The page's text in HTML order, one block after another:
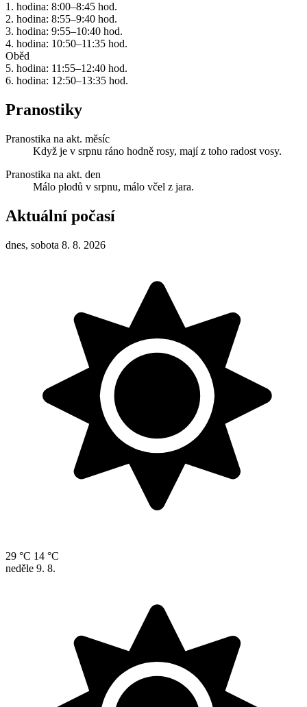
1. hodina: 8:00–8:45 hod.
2. hodina: 8:55–9:40 hod.
3. hodina: 9:55–10:40 hod.
4. hodina: 10:50–11:35 hod.
Oběd
5. hodina: 11:55–12:40 hod.
6. hodina: 12:50–13:35 hod.
Pranostiky
Pranostika na akt. měsíc
Když je v srpnu ráno hodně rosy, mají z toho radost vosy.
Pranostika na akt. den
Málo plodů v srpnu, málo včel z jara.
Aktuální počasí
dnes, sobota 8. 8. 2026
29 °C 14 °C
neděle 9. 8.